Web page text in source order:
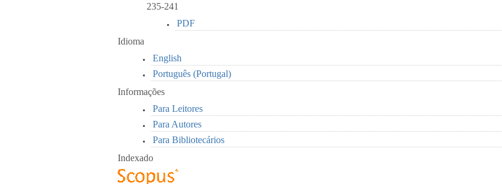
235-241
PDF
Idioma
English
Português (Portugal)
Informações
Para Leitores
Para Autores
Para Bibliotecários
Indexado